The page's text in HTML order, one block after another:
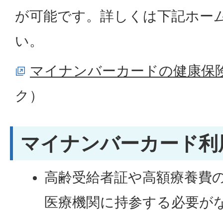
が可能です。詳しくは下記ホー
い。
マイナンバーカードの健康保
ク）
マイナンバーカード
高齢受給者証や高額療養費
医療機関に持参する必要が